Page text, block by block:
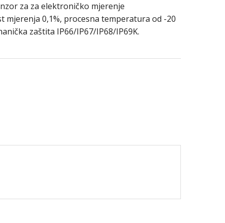
za za elektroničko mjerenje
0,1%, procesna temperatura od -20
zaštita IP66/IP67/IP68/IP69K.